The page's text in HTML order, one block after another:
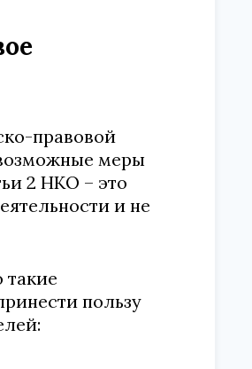
правовой
меры
2 НКО – это
и не
такие
пользу